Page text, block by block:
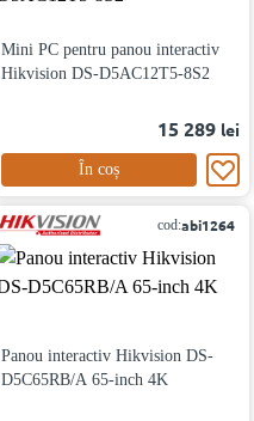
Mini PC pentru panou interactiv
Hikvision DS-D5AC12T5-8S2
15 289 lei
În coș
cod:abi1264
Panou interactiv Hikvision DS-
D5C65RB/A 65-inch 4K